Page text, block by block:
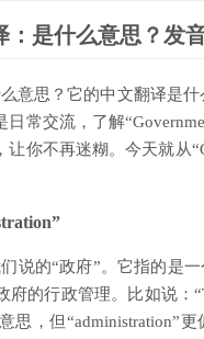
：是什么意思？发
么意思？它的中文翻译是
常交流，了解
你不再迷糊。今天就从
说的“政府”。它指的是
的行政管理。比如说：
思，但“administration”